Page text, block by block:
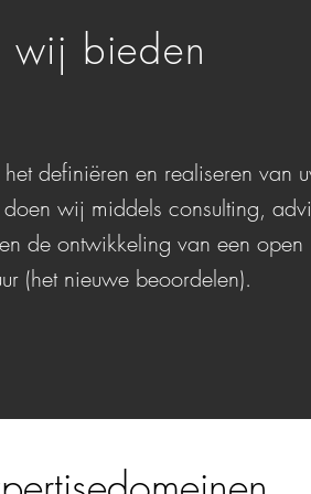
bieden
het definiëren en realiseren van
wij middels consulting,
de ontwikkeling van een open
(het nieuwe beoordelen).